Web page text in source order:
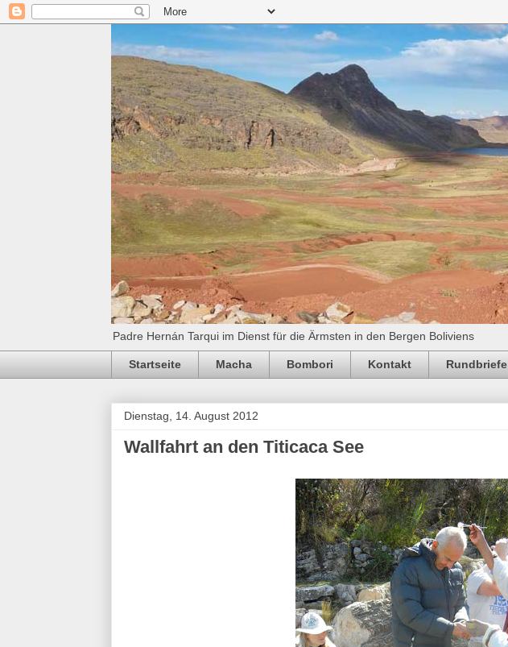
Padre Hernán Tarqui im Dienst für die Ärmsten in den Bergen Boliviens
Startseite Macha Bombori Kontakt Rundbriefe
Dienstag, 14. August 2012
Wallfahrt an den Titicaca See